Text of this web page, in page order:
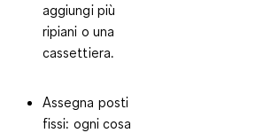
aggiungi più
ripiani o una
cassettiera.
Assegna posti
fissi: ogni cosa